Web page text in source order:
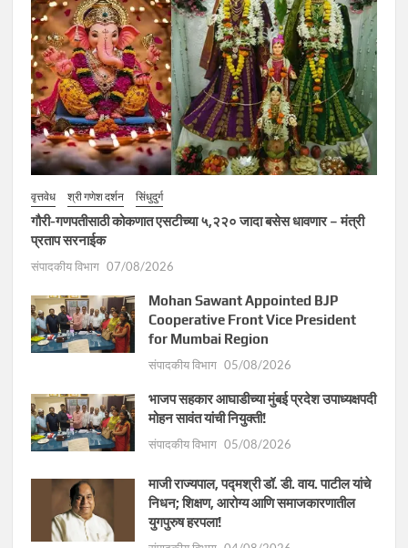
वृत्तवेध श्री गणेश दर्शन सिंधुदुर्ग
गौरी-गणपतीसाठी कोकणात एसटीच्या ५,२२० जादा बसेस धावणार – मंत्री
प्रताप सरनाईक
संपादकीय विभाग 07/08/2026
Mohan Sawant Appointed BJP
Cooperative Front Vice President
for Mumbai Region
संपादकीय विभाग 05/08/2026
भाजप सहकार आघाडीच्या मुंबई प्रदेश उपाध्यक्षपदी
मोहन सावंत यांची नियुक्ती!
संपादकीय विभाग 05/08/2026
माजी राज्यपाल, पद्मश्री डॉ. डी. वाय. पाटील यांचे
निधन; शिक्षण, आरोग्य आणि समाजकारणातील
युगपुरुष हरपला!